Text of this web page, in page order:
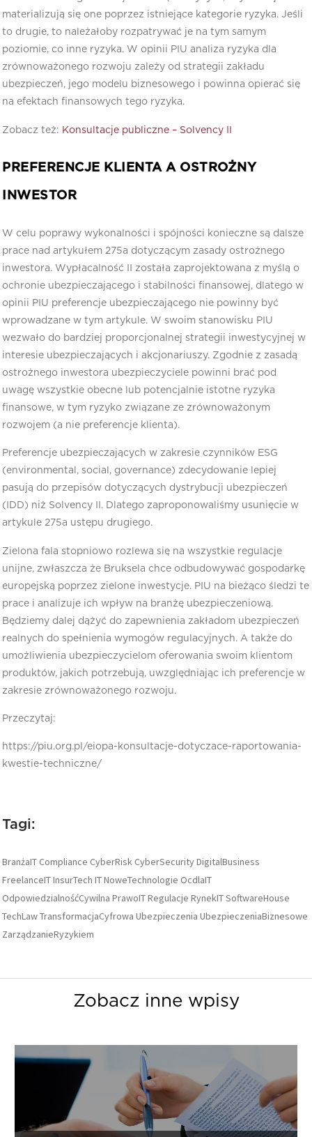
materializują się one poprzez istniejące kategorie ryzyka. Jeśli
to drugie, to należałoby rozpatrywać je na tym samym
poziomie, co inne ryzyka. W opinii PIU analiza ryzyka dla
zrównoważonego rozwoju zależy od strategii zakładu
ubezpieczeń, jego modelu biznesowego i powinna opierać się
na efektach finansowych tego ryzyka.
Zobacz też: Konsultacje publiczne – Solvency II
PREFERENCJE KLIENTA A OSTROŻNY
INWESTOR
W celu poprawy wykonalności i spójności konieczne są dalsze
prace nad artykułem 275a dotyczącym zasady ostrożnego
inwestora. Wypłacalność II została zaprojektowana z myślą o
ochronie ubezpieczającego i stabilności finansowej, dlatego w
opinii PIU preferencje ubezpieczającego nie powinny być
wprowadzane w tym artykule. W swoim stanowisku PIU
wezwało do bardziej proporcjonalnej strategii inwestycyjnej w
interesie ubezpieczających i akcjonariuszy. Zgodnie z zasadą
ostrożnego inwestora ubezpieczyciele powinni brać pod
uwagę wszystkie obecne lub potencjalnie istotne ryzyka
finansowe, w tym ryzyko związane ze zrównoważonym
rozwojem (a nie preferencje klienta).
Preferencje ubezpieczających w zakresie czynników ESG
(environmental, social, governance) zdecydowanie lepiej
pasują do przepisów dotyczących dystrybucji ubezpieczeń
(IDD) niż Solvency II. Dlatego zaproponowaliśmy usunięcie w
artykule 275a ustępu drugiego.
Zielona fala stopniowo rozlewa się na wszystkie regulacje
unijne, zwłaszcza że Bruksela chce odbudowywać gospodarkę
europejską poprzez zielone inwestycje. PIU na bieżąco śledzi te
prace i analizuje ich wpływ na branżę ubezpieczeniową.
Będziemy dalej dążyć do zapewnienia zakładom ubezpieczeń
realnych do spełnienia wymogów regulacyjnych. A także do
umożliwienia ubezpieczycielom oferowania swoim klientom
produktów, jakich potrzebują, uwzględniając ich preferencje w
zakresie zrównoważonego rozwoju.
Przeczytaj:
https://piu.org.pl/eiopa-konsultacje-dotyczace-raportowania-
kwestie-techniczne/
Tagi:
BranżaIT Compliance CyberRisk CyberSecurityDigitalBusiness
FreelanceITInsurTech ITNoweTechnologie OcdlaIT
OdpowiedzialnośćCywilna PrawoITRegulacje RynekITSoftwareHouse
TechLawTransformacjaCyfrowa Ubezpieczenia UbezpieczeniaBiznesowe
ZarządzanieRyzykiem
Zobacz inne wpisy